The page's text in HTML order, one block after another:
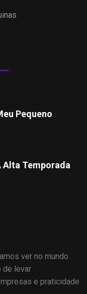
Pequeno
Alta Temporada
ver no mundo.
de levar
e praticidade